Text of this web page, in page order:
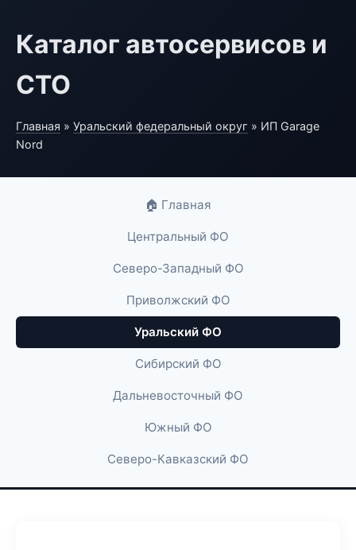
Каталог автосервисов и
СТО
Главная » Уральский федеральный округ » ИП Garage
Nord
🏠 Главная
Центральный ФО
Северо-Западный ФО
Приволжский ФО
Уральский ФО
Сибирский ФО
Дальневосточный ФО
Южный ФО
Северо-Кавказский ФО